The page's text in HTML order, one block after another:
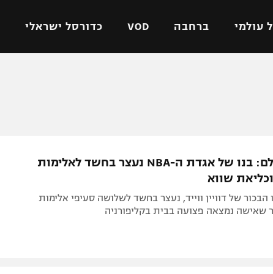
עולמי ברחבה VOD כדורסל ישראלי
ישראל
ליגה איטלקית
ארה"ב בהלם: בנו של אגדת ה-NBA נעצר בחשד לאלימות
שווא
הבכור של דוויין ווייד, נעצר בחשד לשלושה סעיפי אלימות
שאישה נמצאה פצועה בבית בקליפורניה